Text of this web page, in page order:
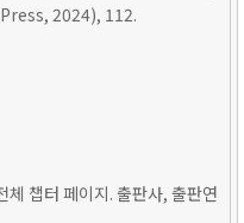
2024), 112.
체 챕터 페이지. 출판사, 출판연